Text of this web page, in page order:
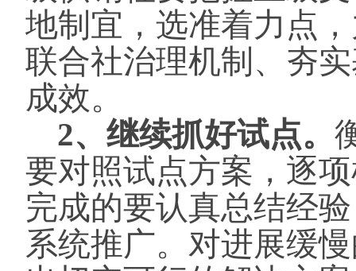
地制宜，选准着力点
联合社治理机制、夯
成效。
2、继续抓好试点。
要对照试点方案，逐
完成的要认真总结经
系统推广。对进展缓